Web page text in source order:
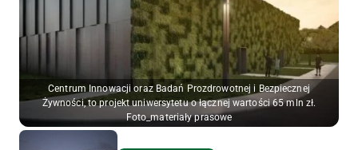
Centrum Innowacji oraz Badań Prozdrowotnej i Bezpiecznej
Żywności, to projekt uniwersytetu o łącznej wartości 65 mln zł.
Foto_materiały prasowe